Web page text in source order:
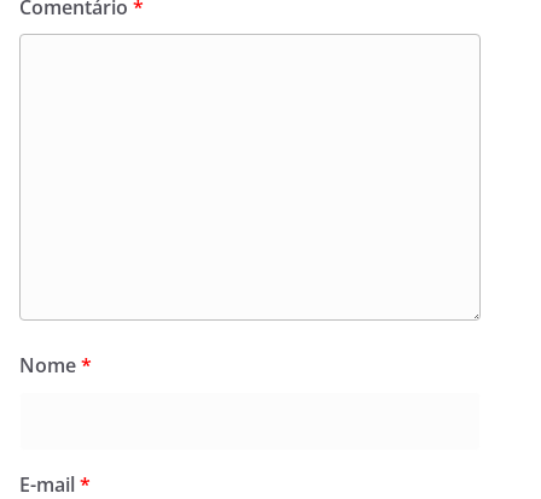
Comentário *
Nome*
E-mail*